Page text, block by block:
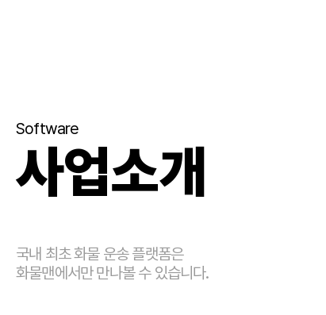
Software
사업소개
국내 최초 화물 운송 플랫폼은
화물맨에서만 만나볼 수 있습니다.